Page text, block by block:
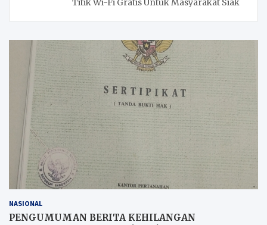
Titik Wi-Fi Gratis Untuk Masyarakat Siak
NASIONAL
PENGUMUMAN BERITA KEHILANGAN